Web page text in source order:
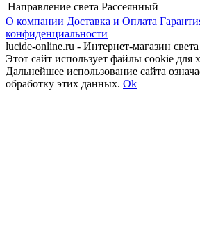
Направление света Рассеянный
О компании Доставка и Оплата
конфиденциальности
lucide-online.ru - Интернет-магазин
Этот сайт использует файлы cookie для
Дальнейшее использование сайта
обработку этих данных. Ok